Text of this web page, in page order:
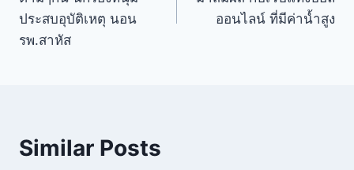
ประสบอุบัติเหตุ นอน
รพ.สาหัส
ออนไลน์ ที่มีค่าน้ำสูง
Similar Posts